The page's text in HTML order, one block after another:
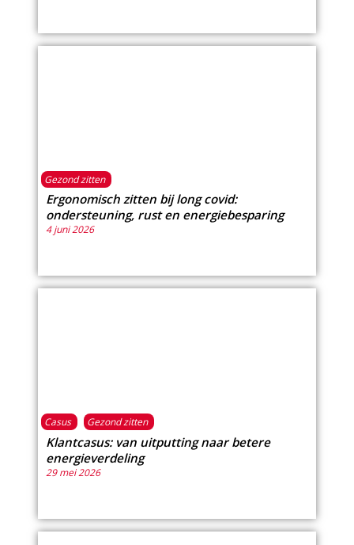
Gezond zitten
Ergonomisch zitten bij long covid:
ondersteuning, rust en energiebesparing
4 juni 2026
Casus Gezond zitten
Klantcasus: van uitputting naar betere
energieverdeling
29 mei 2026